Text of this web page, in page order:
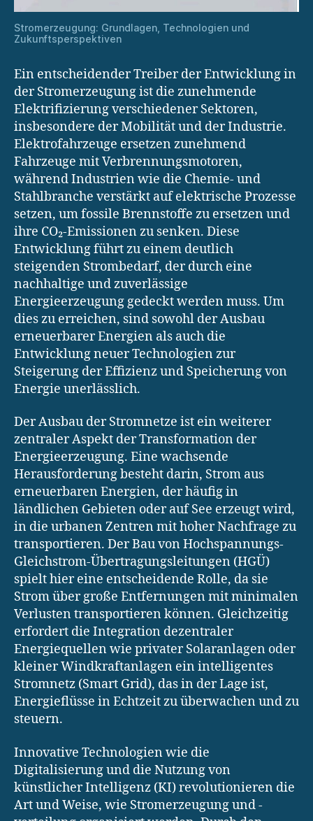
Stromerzeugung: Grundlagen, Technologien und
Zukunftsperspektiven
Ein entscheidender Treiber der Entwicklung in
der Stromerzeugung ist die zunehmende
Elektrifizierung verschiedener Sektoren,
insbesondere der Mobilität und der Industrie.
Elektrofahrzeuge ersetzen zunehmend
Fahrzeuge mit Verbrennungsmotoren,
während Industrien wie die Chemie- und
Stahlbranche verstärkt auf elektrische Prozesse
setzen, um fossile Brennstoffe zu ersetzen und
ihre CO₂-Emissionen zu senken. Diese
Entwicklung führt zu einem deutlich
steigenden Strombedarf, der durch eine
nachhaltige und zuverlässige
Energieerzeugung gedeckt werden muss. Um
dies zu erreichen, sind sowohl der Ausbau
erneuerbarer Energien als auch die
Entwicklung neuer Technologien zur
Steigerung der Effizienz und Speicherung von
Energie unerlässlich.
Der Ausbau der Stromnetze ist ein weiterer
zentraler Aspekt der Transformation der
Energieerzeugung. Eine wachsende
Herausforderung besteht darin, Strom aus
erneuerbaren Energien, der häufig in
ländlichen Gebieten oder auf See erzeugt wird,
in die urbanen Zentren mit hoher Nachfrage zu
transportieren. Der Bau von Hochspannungs-
Gleichstrom-Übertragungsleitungen (HGÜ)
spielt hier eine entscheidende Rolle, da sie
Strom über große Entfernungen mit minimalen
Verlusten transportieren können. Gleichzeitig
erfordert die Integration dezentraler
Energiequellen wie privater Solaranlagen oder
kleiner Windkraftanlagen ein intelligentes
Stromnetz (Smart Grid), das in der Lage ist,
Energieflüsse in Echtzeit zu überwachen und zu
steuern.
Innovative Technologien wie die
Digitalisierung und die Nutzung von
künstlicher Intelligenz (KI) revolutionieren die
Art und Weise, wie Stromerzeugung und -